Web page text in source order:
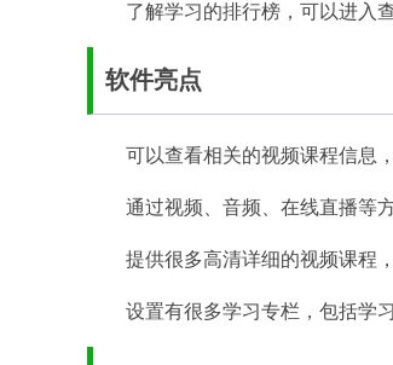
了解学习的排行榜，可以进入
软件亮点
可以查看相关的视频课程信息
通过视频、音频、在线直播等
提供很多高清详细的视频课程
设置有很多学习专栏，包括学